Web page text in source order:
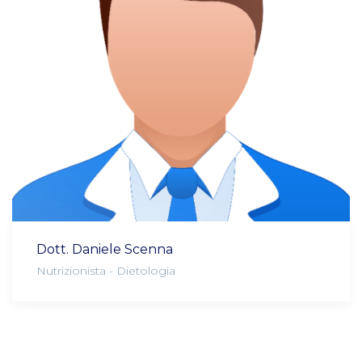
Dott. Daniele Scenna
Nutrizionista - Dietologia